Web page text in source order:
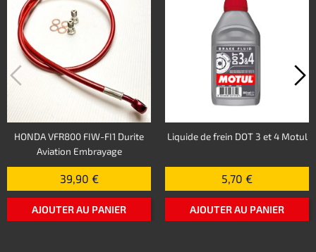
HONDA VFR800 FIW-FI1 Durite
Aviation Embrayage
39,90 €
AJOUTER AU PANIER
Liquide de frein DOT 3 et 4 Motul
5,70 €
AJOUTER AU PANIER